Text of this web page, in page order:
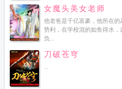
女魔头美女老师
他老爸是千亿富豪，他所在
势利，在学校混的如鱼得水
负...
刀破苍穹
...